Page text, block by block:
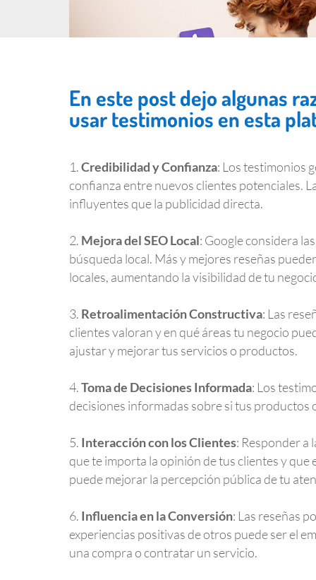
En este post dejo algunas
usar testimonios en esta
Credibilidad y Confianza: Los testimonios
confianza entre nuevos clientes potenciales.
influyentes que la publicidad directa.
Mejora del SEO Local: Google considera
búsqueda local. Más y mejores reseñas
locales, aumentando la visibilidad de tu
Retroalimentación Constructiva: Las
clientes valoran y en qué áreas tu negocio
ajustar y mejorar tus servicios o productos.
Toma de Decisiones Informada: Los
decisiones informadas sobre si tus productos
Interacción con los Clientes: Responder a
que te importa la opinión de tus clientes y
puede mejorar la percepción pública de tu
Influencia en la Conversión: Las reseñas
experiencias positivas de otros puede ser el
una compra o contratar un servicio.